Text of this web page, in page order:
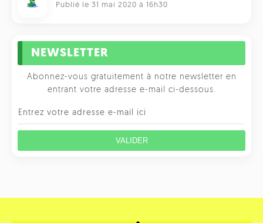
Publié le 31 mai 2020 à 16h30
NEWSLETTER
Abonnez-vous gratuitement à notre newsletter en
entrant votre adresse e-mail ci-dessous.
VALIDER